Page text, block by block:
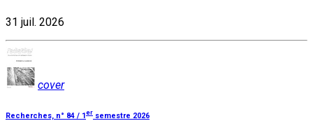
31 juil. 2026
cover
Recherches, n° 84 / 1er semestre 2026